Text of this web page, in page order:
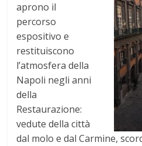
aprono il
percorso
espositivo e
restituiscono
l’atmosfera della
Napoli negli anni
della
Restaurazione:
vedute della città
dal molo e dal Carmine,